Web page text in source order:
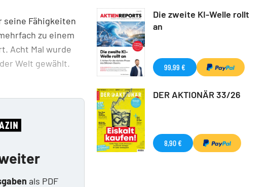
seine Fähigkeiten
zu einem
Acht Mal wurde
Welt gewählt.
als PDF
Die zweite KI-Welle rollt
an
99,99 €
DER AKTIONÄR 33/26
8,90 €